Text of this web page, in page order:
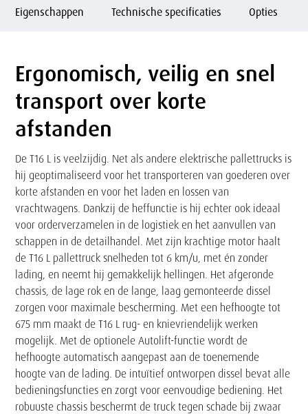
Eigenschappen Technische specificaties Opties
Tekst
Ergonomisch, veilig en snel
transport over korte
afstanden
De T16 L is veelzijdig. Net als andere elektrische pallettrucks is
hij geoptimaliseerd voor het transporteren van goederen over
korte afstanden en voor het laden en lossen van
vrachtwagens. Dankzij de heffunctie is hij echter ook ideaal
voor orderverzamelen in de logistiek en het aanvullen van
schappen in de detailhandel. Met zijn krachtige motor haalt
de T16 L pallettruck snelheden tot 6 km/u, met én zonder
lading, en neemt hij gemakkelijk hellingen. Het afgeronde
chassis, de lage rok en de lange, laag gemonteerde dissel
zorgen voor maximale bescherming. Met een hefhoogte tot
675 mm maakt de T16 L rug- en knievriendelijk werken
mogelijk. Met de optionele Autolift-functie wordt de
hefhoogte automatisch aangepast aan de toenemende
hoogte van de lading. De intuïtief ontworpen dissel bevat alle
bedieningsfuncties en zorgt voor eenvoudige bediening. Het
robuuste chassis beschermt de truck tegen schade bij zwaar